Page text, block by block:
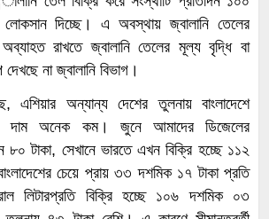
দিচ্ছে। এ অবস্থায় জ্বালানি তেলের
রাখতে জ্বালানি তেলের মূল্য বৃদ্ধি বা
না জ্বালানি বিভাগ।
এশিয়ার অন্যান্য দেশের তুলনায় বাংলাদেশে
দাম অনেক কম। জুনে আমাদের ডিজেলের
৮০ টাকা, সেখানে ভারতে এখন বিক্রি হচ্ছে ১১২
চেয়ে প্রায় ৩৩ দশমিক ১৭ টাকা প্রতি
লিটারপ্রতি বিক্রি হচ্ছে ১০৬ দশমিক ০৩